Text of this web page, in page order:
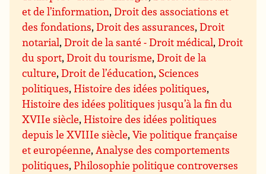
et de l’information,Droit des associations et
des fondations,Droit des assurances,Droit
notarial,Droit de la santé - Droit médical,Droit
du sport,Droit du tourisme,Droit de la
culture,Droit de l’éducation, Sciences
politiques,Histoire des idées politiques,
Histoire des idées politiques jusqu’à la fin du
XVIIe siècle,Histoire des idées politiques
depuis le XVIIIe siècle,Vie politique française
et européenne, Analyse des comportements
politiques,Philosophie politique controverses